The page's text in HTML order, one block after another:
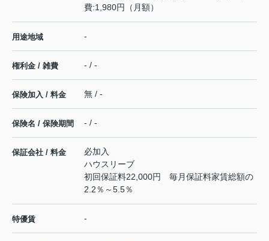
費:1,980円（月額）
用途地域 -
権利金 / 雑費 - / -
保険加入 / 料金 無 / -
保険名 / 保険期間 - / -
保証会社 / 料金
必加入
ハウスリーブ
初回保証料22,000円 毎月保証料家賃総額の
2.2％～5.5％
特優賃 -